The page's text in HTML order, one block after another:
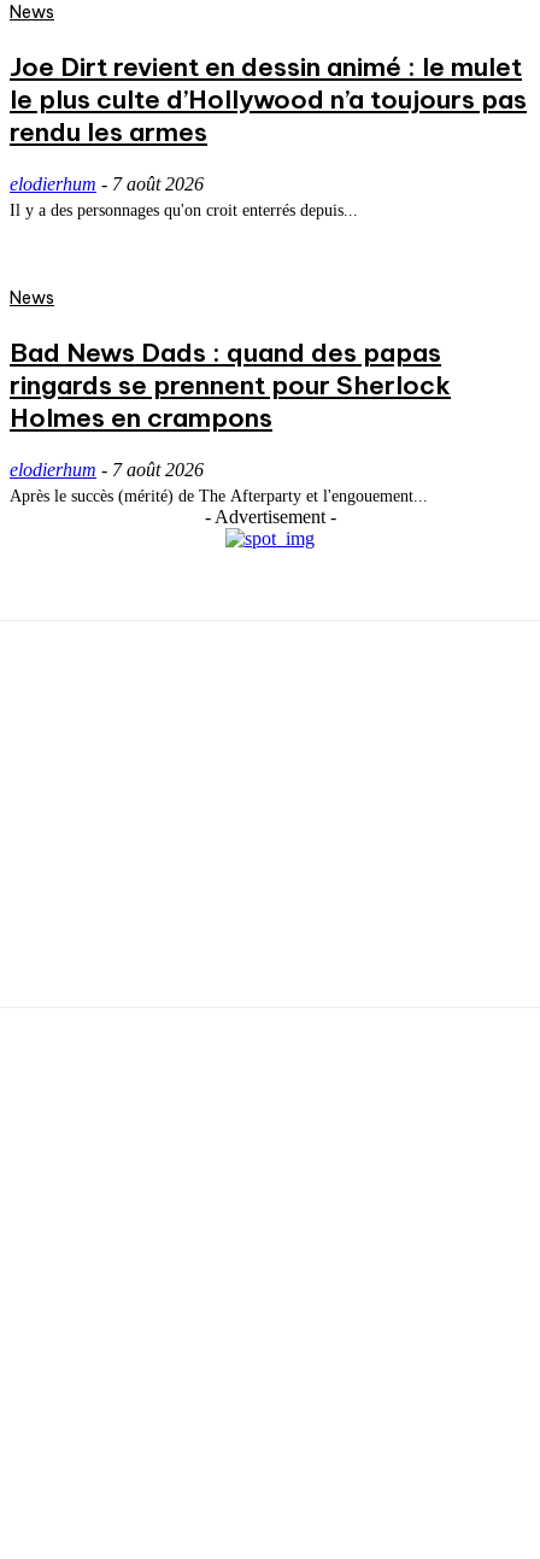
News
Joe Dirt revient en dessin animé : le mulet
le plus culte d’Hollywood n’a toujours pas
rendu les armes
elodierhum - 7 août 2026
Il y a des personnages qu'on croit enterrés depuis...
News
Bad News Dads : quand des papas
ringards se prennent pour Sherlock
Holmes en crampons
elodierhum - 7 août 2026
Après le succès (mérité) de The Afterparty et l'engouement...
- Advertisement -